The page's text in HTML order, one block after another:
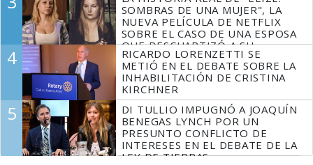
SOMBRAS DE UNA MUJER", LA
NUEVA PELÍCULA DE NETFLIX
SOBRE EL CASO DE UNA ESPOSA
QUE DESCUARTIZÓ A SU
MARIDO
4
RICARDO LORENZETTI SE
METIÓ EN EL DEBATE SOBRE LA
INHABILITACIÓN DE CRISTINA
KIRCHNER
5
DI TULLIO IMPUGNÓ A JOAQUÍN
BENEGAS LYNCH POR UN
PRESUNTO CONFLICTO DE
INTERESES EN EL DEBATE DE LA
LEY DE TIERRAS